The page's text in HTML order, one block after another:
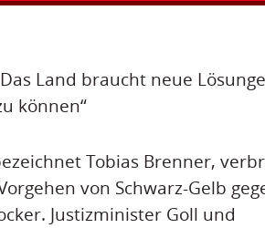
Land braucht neue
können“
Tobias Brenner,
von Schwarz-Gelb
Justizminister Goll und